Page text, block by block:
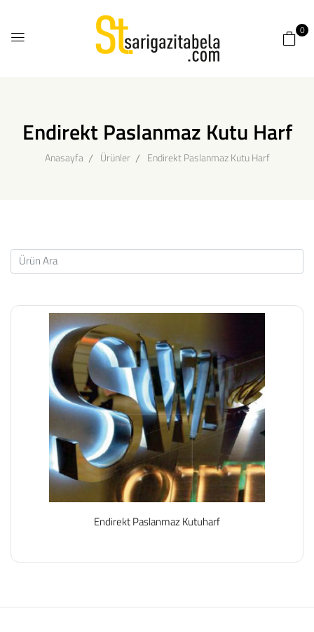
0
Endirekt Paslanmaz Kutu Harf
Anasayfa Ürünler Endirekt Paslanmaz Kutu Harf
Endirekt Paslanmaz Kutuharf